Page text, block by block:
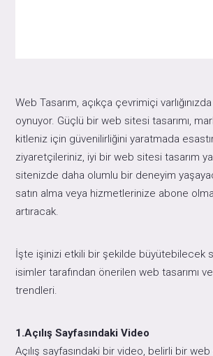
Web Tasarım, açıkça çevrimiçi
oynuyor. Güçlü bir web sitesi tasarımı,
kitleniz için güvenilirliğini yaratmada
ziyaretçileriniz, iyi bir web sitesi tasarım
sitenizde daha olumlu bir deneyim
satın alma veya hizmetlerinize abone olma
artıracak.
İşte işinizi etkili bir şekilde büyütebilecek
isimler tarafından önerilen web tasarımı
trendleri.
1.Açılış Sayfasındaki Video
Açılış sayfasındaki bir video, belirli bir